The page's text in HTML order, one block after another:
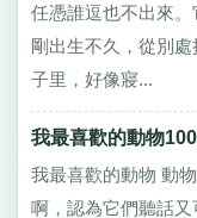
任憑誰逗也不出來
剛出生不久，從別
子里，好像寢...
我最喜歡的動物
我最喜歡的動物 動
啊，認為它們聽話又